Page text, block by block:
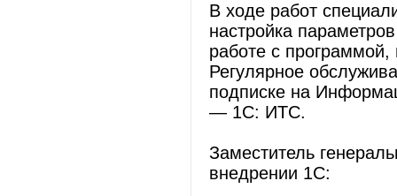
В ходе работ
настройка
работе с
Регулярное
подписке на
— 1С: ИТС.
Заместитель
внедрении 1С: